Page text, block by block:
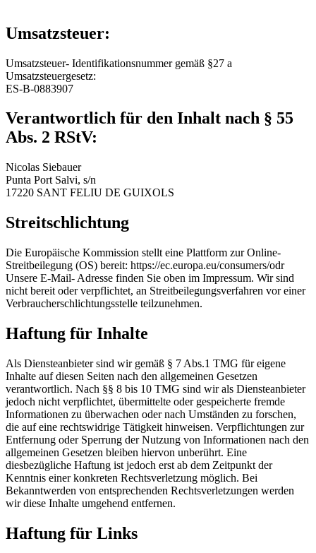
Umsatzsteuer:
Umsatzsteuer- Identifikationsnummer gemäß §27 a
Umsatzsteuergesetz:
ES-B-0883907
Verantwortlich für den Inhalt nach § 55
Abs. 2 RStV:
Nicolas Siebauer
Punta Port Salvi, s/n
17220 SANT FELIU DE GUIXOLS
Streitschlichtung
Die Europäische Kommission stellt eine Plattform zur Online-
Streitbeilegung (OS) bereit: https://ec.europa.eu/consumers/odr
Unsere E-Mail- Adresse finden Sie oben im Impressum. Wir sind
nicht bereit oder verpflichtet, an Streitbeilegungsverfahren vor einer
Verbraucherschlichtungsstelle teilzunehmen.
Haftung für Inhalte
Als Diensteanbieter sind wir gemäß § 7 Abs.1 TMG für eigene
Inhalte auf diesen Seiten nach den allgemeinen Gesetzen
verantwortlich. Nach §§ 8 bis 10 TMG sind wir als Diensteanbieter
jedoch nicht verpflichtet, übermittelte oder gespeicherte fremde
Informationen zu überwachen oder nach Umständen zu forschen,
die auf eine rechtswidrige Tätigkeit hinweisen. Verpflichtungen zur
Entfernung oder Sperrung der Nutzung von Informationen nach den
allgemeinen Gesetzen bleiben hiervon unberührt. Eine
diesbezügliche Haftung ist jedoch erst ab dem Zeitpunkt der
Kenntnis einer konkreten Rechtsverletzung möglich. Bei
Bekanntwerden von entsprechenden Rechtsverletzungen werden
wir diese Inhalte umgehend entfernen.
Haftung für Links